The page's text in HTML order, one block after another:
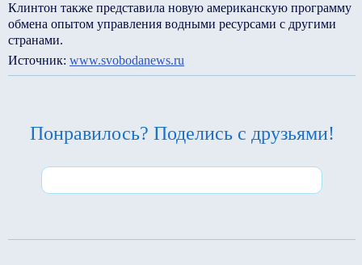
Клинтон также представила новую американскую программу
обмена опытом управления водными ресурсами с другими
странами.
Источник: www.svobodanews.ru
Понравилось? Поделись с друзьями!